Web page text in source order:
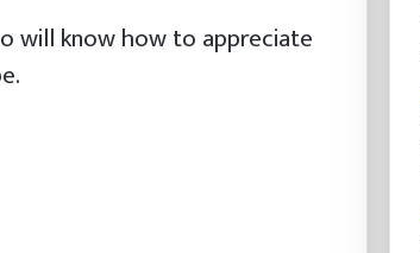
will know how to appreciate